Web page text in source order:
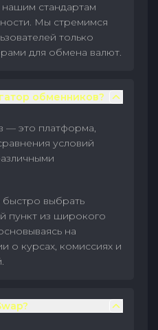
нашим стандартам
Мы стремимся
только
для обмена валют.
обменников?
— это платформа,
условий
выбрать
пункт из широкого
на
о курсах, комиссиях и